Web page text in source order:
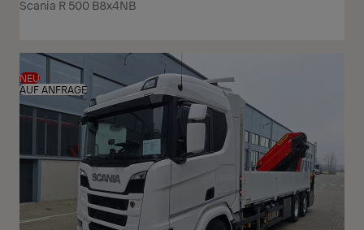
Scania R 500 B8x4NB
NEU
AUF ANFRAGE